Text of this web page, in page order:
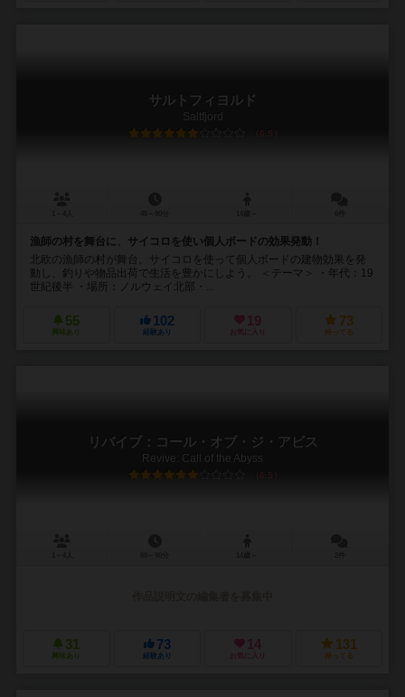
サルトフィヨルド
Saltfjord
6.5
漁師の村を舞台に、サイコロを使い個人ボードの効果発動！
北欧の漁師の村が舞台。サイコロを使って個人ボードの建物効果を発
動し、釣りや物品出荷で生活を豊かにしよう。 ＜テーマ＞ ・年代：19
世紀後半 ・場所：ノルウェイ北部・...
55
興味あり
102
経験あり
19
お気に入り
73
持ってる
リバイブ：コール・オブ・ジ・アビス
Revive: Call of the Abyss
6.5
31
興味あり
73
経験あり
14
お気に入り
131
持ってる